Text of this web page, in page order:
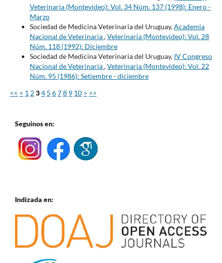
Veterinaria (Montevideo): Vol. 34 Núm. 137 (1998): Enero -
Marzo
Sociedad de Medicina Veterinaria del Uruguay,Academia
Nacional de Veterinaria,Veterinaria (Montevideo): Vol. 28
Núm. 118 (1992): Diciembre
Sociedad de Medicina Veterinaria del Uruguay, IV Congreso
Nacional de Veterinaria,Veterinaria (Montevideo): Vol. 22
Núm. 95 (1986): Setiembre - diciembre
<< < 1 234 5 678 9 10 > >>
Seguinos en:
Indizada en: